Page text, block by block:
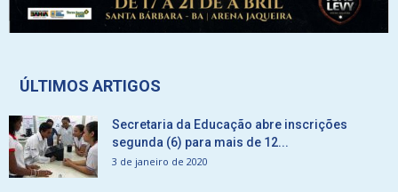
ÚLTIMOS ARTIGOS
Secretaria da Educação abre inscrições
segunda (6) para mais de 12...
3 de janeiro de 2020